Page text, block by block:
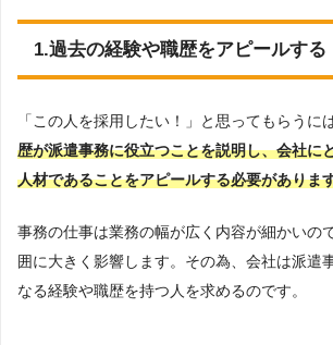
1.過去の経験や職歴をアピールする
「この人を採用したい！」と思ってもらうには
歴が派遣事務に役立つことを説明し、会社に
人材であることをアピールする必要がありま
事務の仕事は業務の幅が広く内容が細かいの
囲に大きく影響します。その為、会社は派遣
なる経験や職歴を持つ人を求めるのです。